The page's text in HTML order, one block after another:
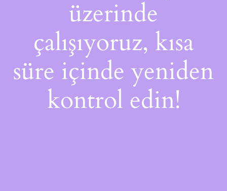
üzerinde
çalışıyoruz, kısa
süre içinde yeniden
kontrol edin!